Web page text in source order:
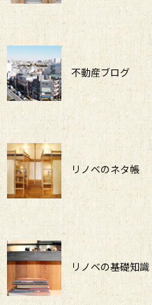
不動産ブログ
リノベのネタ帳
リノベの基礎知識